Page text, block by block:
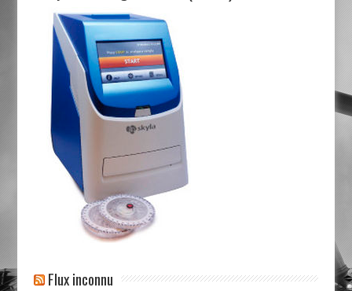
Flux inconnu